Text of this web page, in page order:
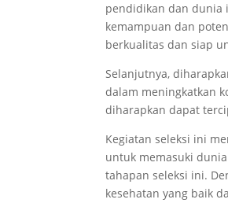
pendidikan dan dunia
kemampuan dan
berkualitas dan siap
Selanjutnya,
dalam meningkatkan
diharapkan dapat
Kegiatan seleksi ini
untuk memasuki
tahapan seleksi ini.
kesehatan yang baik